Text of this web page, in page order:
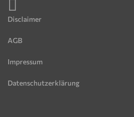
Disclaimer
AGB
Impressum
Datenschutzerklärung